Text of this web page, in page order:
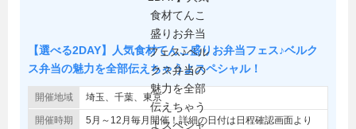
【選べる2DAY】人気食材てんこ盛りお弁当フェス♪ベルク
ス弁当の魅力を全部伝えちゃうよスペシャル！
開催地域 埼玉、千葉、東京
開催時期
5月～12月毎月開催！詳細の日付は日程確認画面より